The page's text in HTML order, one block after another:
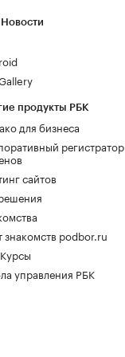
продукты РБК
для бизнеса
регистратор
сайтов
знакомств podbor.ru
управления РБК